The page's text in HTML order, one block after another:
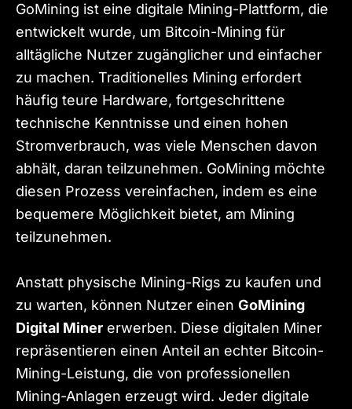
GoMining ist eine digitale Mining-Plattform, die
entwickelt wurde, um Bitcoin-Mining für
alltägliche Nutzer zugänglicher und einfacher
zu machen. Traditionelles Mining erfordert
häufig teure Hardware, fortgeschrittene
technische Kenntnisse und einen hohen
Stromverbrauch, was viele Menschen davon
abhält, daran teilzunehmen. GoMining möchte
diesen Prozess vereinfachen, indem es eine
bequemere Möglichkeit bietet, am Mining
teilzunehmen.
Anstatt physische Mining-Rigs zu kaufen und
zu warten, können Nutzer einen GoMining
Digital Miner erwerben. Diese digitalen Miner
repräsentieren einen Anteil an echter Bitcoin-
Mining-Leistung, die von professionellen
Mining-Anlagen erzeugt wird. Jeder digitale